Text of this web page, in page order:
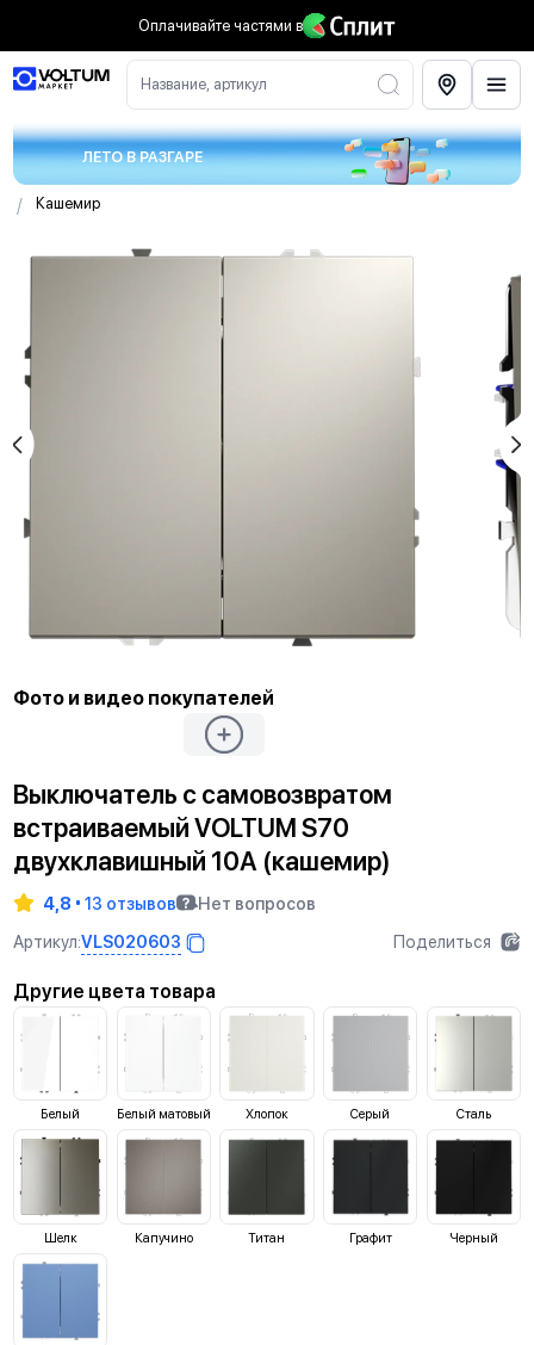
Оплачивайте частями в
Название, артикул
ЛЕТО В РАЗГАРЕ
/ Кашемир
Фото и видео покупателей
Выключатель с самовозвратом
встраиваемый VOLTUM S70
двухклавишный 10А (кашемир)
4,8 13 отзывов
Нет вопросов
Артикул:VLS020603 Поделиться
Другие цвета товара
Белый Белый матовый Хлопок Серый Сталь
Шелк Капучино Титан Графит Черный